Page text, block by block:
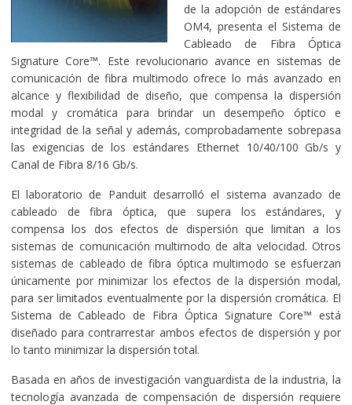
de la adopción de estándares
OM4, presenta el Sistema de
Cableado de Fibra Óptica
Signature Core™. Este revolucionario avance en sistemas de
comunicación de fibra multimodo ofrece lo más avanzado en
alcance y flexibilidad de diseño, que compensa la dispersión
modal y cromática para brindar un desempeño óptico e
integridad de la señal y además, comprobadamente sobrepasa
las exigencias de los estándares Ethernet 10/40/100 Gb/s y
Canal de Fibra 8/16 Gb/s.
El laboratorio de Panduit desarrolló el sistema avanzado de
cableado de fibra óptica, que supera los estándares, y
compensa los dos efectos de dispersión que limitan a los
sistemas de comunicación multimodo de alta velocidad. Otros
sistemas de cableado de fibra óptica multimodo se esfuerzan
únicamente por minimizar los efectos de la dispersión modal,
para ser limitados eventualmente por la dispersión cromática. El
Sistema de Cableado de Fibra Óptica Signature Core™ está
diseñado para contrarrestar ambos efectos de dispersión y por
lo tanto minimizar la dispersión total.
Basada en años de investigación vanguardista de la industria, la
tecnología avanzada de compensación de dispersión requiere